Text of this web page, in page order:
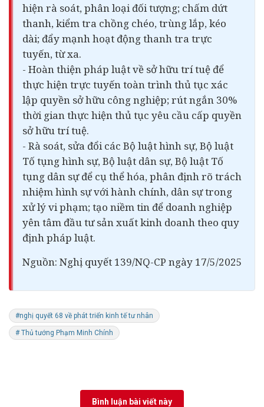
hiện rà soát, phân loại đối tượng; chấm dứt
thanh, kiểm tra chồng chéo, trùng lắp, kéo
dài; đẩy mạnh hoạt động thanh tra trực
tuyến, từ xa.
- Hoàn thiện pháp luật về sở hữu trí tuệ để
thực hiện trực tuyến toàn trình thủ tục xác
lập quyền sở hữu công nghiệp; rút ngắn 30%
thời gian thực hiện thủ tục yêu cầu cấp quyền
sở hữu trí tuệ.
- Rà soát, sửa đổi các Bộ luật hình sự, Bộ luật
Tố tụng hình sự, Bộ luật dân sự, Bộ luật Tố
tụng dân sự để cụ thể hóa, phân định rõ trách
nhiệm hình sự với hành chính, dân sự trong
xử lý vi phạm; tạo niềm tin để doanh nghiệp
yên tâm đầu tưsản xuất kinh doanh theo quy
định pháp luật.
Nguồn: Nghị quyết 139/NQ-CP ngày 17/5/2025
#nghị quyết 68 về phát triển kinh tế tư nhân
# Thủ tướng Phạm Minh Chính
Bình luận bài viết này